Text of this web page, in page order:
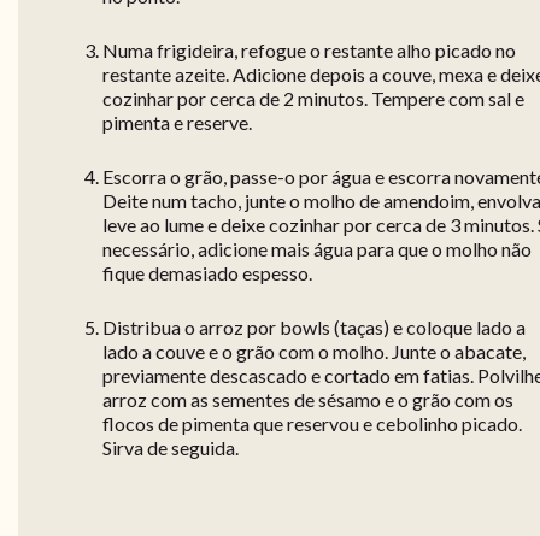
Numa frigideira, refogue o restante alho picado no
restante azeite. Adicione depois a couve, mexa e
cozinhar por cerca de 2 minutos. Tempere com sal e
pimenta e reserve.
Escorra o grão, passe-o por água e escorra
Deite num tacho, junte o molho de amendoim,
leve ao lume e deixe cozinhar por cerca de 3 minutos.
necessário, adicione mais água para que o molho não
fique demasiado espesso.
Distribua o arroz por bowls (taças) e coloque lado a
lado a couve e o grão com o molho. Junte o abacate,
previamente descascado e cortado em fatias.
arroz com as sementes de sésamo e o grão com os
flocos de pimenta que reservou e cebolinho picado.
Sirva de seguida.